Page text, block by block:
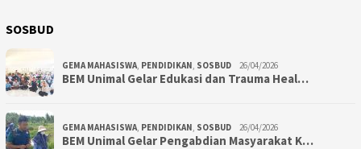
SOSBUD
GEMA MAHASISWA PENDIDIKAN SOSBUD 26/04/2026
BEM Unimal Gelar Edukasi dan Trauma Heal…
GEMA MAHASISWA PENDIDIKAN SOSBUD 26/04/2026
BEM Unimal Gelar Pengabdian Masyarakat K…